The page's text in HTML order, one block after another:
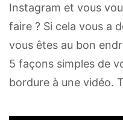
Instagram et vous
faire ? Si cela vous a
vous êtes au bon
5 façons simples de
bordure à une vidéo.